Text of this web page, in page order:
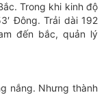
Trong khi kinh độ
Đông. Trải dài 192
đến bắc, quản lý
nắng. Nhưng thành